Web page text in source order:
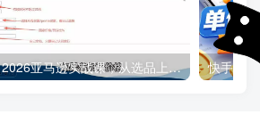
2026亚马逊实战课，从选品上架推广到盈利闭环，新手老手均可快速落地出单